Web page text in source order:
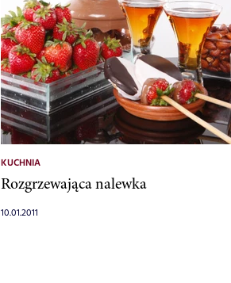
KUCHNIA
Rozgrzewająca nalewka
10.01.2011